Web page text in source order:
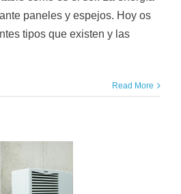
paneles y espejos. Hoy os
tipos que existen y las
Read More